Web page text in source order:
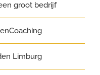
groot bedrijf
Limburg